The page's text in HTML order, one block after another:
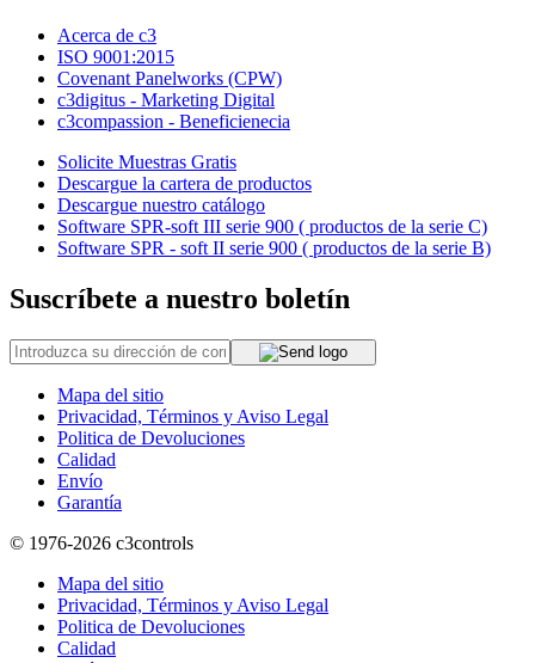
Acerca de c3
ISO 9001:2015
Covenant Panelworks (CPW)
c3digitus - Marketing Digital
c3compassion - Beneficienecia
Solicite Muestras Gratis
Descargue la cartera de productos
Descargue nuestro catálogo
Software SPR-soft III serie 900 ( productos de la serie C)
Software SPR - soft II serie 900 ( productos de la serie B)
Suscríbete a nuestro boletín
Mapa del sitio
Privacidad, Términos y Aviso Legal
Politica de Devoluciones
Calidad
Envío
Garantía
© 1976-2026 c3controls
Mapa del sitio
Privacidad, Términos y Aviso Legal
Politica de Devoluciones
Calidad